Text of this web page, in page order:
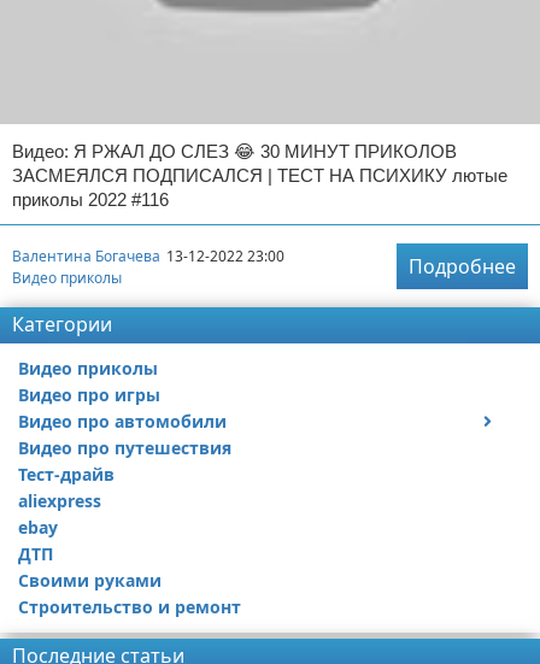
Видео: Я РЖАЛ ДО СЛЕЗ 😂 30 МИНУТ ПРИКОЛОВ
ЗАСМЕЯЛСЯ ПОДПИСАЛСЯ | ТЕСТ НА ПСИХИКУ лютые
приколы 2022 #116
Валентина Богачева 13-12-2022 23:00
Видео приколы
Подробнее
Категории
Видео приколы
Видео про игры
Видео про автомобили
Ремонт автомобиля
Видео про путешествия
Тест-драйв
aliexpress
ebay
ДТП
Своими руками
Строительство и ремонт
Последние статьи